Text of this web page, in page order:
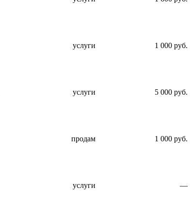
услуги 1 000 руб.
услуги 5 000 руб.
продам 1 000 руб.
услуги —